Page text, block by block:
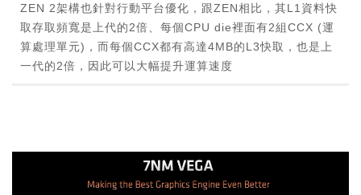
ZEN 2架構也針對行動平台優化，跟ZEN相比，其L1資料快
取存取頻寬是上代的2倍、每個CPU die裡面有2組CCX (運
算處理單元)，而每個CCX都有高達4MB的L3快取，也是上
一代的2倍，因此可以大幅提升運算速度